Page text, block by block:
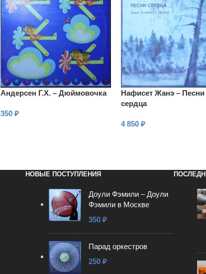
Андерсен Г.Х. – Дюймовочка
350 ₽
Нафисет Жанэ – Песни
сердца
4 850₽
НОВЫЕ ПОСТУПЛЕНИЯ
Доули Фэмили – Доули
Фэмили в Москве
350 ₽
Парад оркестров
250 ₽